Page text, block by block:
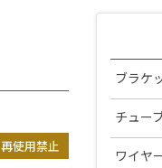
再使用禁止
ブラケ
審美
プレ
メタ
チュー
チュー
ワイヤ